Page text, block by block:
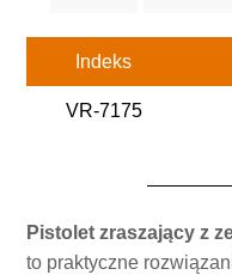
Indeks
VR-7175
Pistolet zraszający z
to praktyczne